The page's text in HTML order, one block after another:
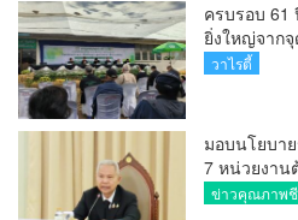
ครบรอบ 61
ยิ่งใหญ่จากจุ
วันที่มี
วาไรตี้
มอบนโยบา
7 หน่วยงาน
คีย์แมนสำคั
ข่าวคุณภาพ